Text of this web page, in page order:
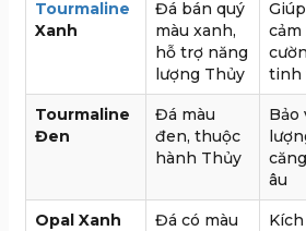
Tourmaline
Xanh
Đá bán quý
màu xanh,
hỗ trợ năng
lượng Thủy
cảm
tinh
Tourmaline
Đen
Đá màu
đen, thuộc
hành Thủy
Bảo
âu
Opal Xanh
Đá có màu